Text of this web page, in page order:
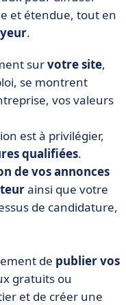
et étendue, tout en
.
survotre site,
se montrent
vos valeurs
est à privilégier,
qualifiées.
de vos annonces
ainsi que votre
de candidature,
de publier vos
gratuits ou
et de créer une